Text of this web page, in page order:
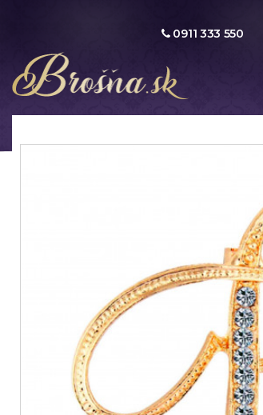
0911 333 550